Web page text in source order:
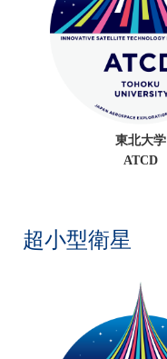
東北大学
ATCD
超小型衛星